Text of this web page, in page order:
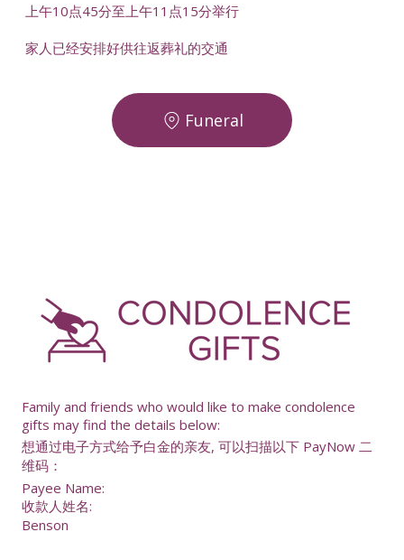
上午10点45分至上午11点15分举行
家人已经安排好供往返葬礼的交通
Funeral
Family and friends who would like to make condolence
gifts may find the details below:
想通过电子方式给予白金的亲友, 可以扫描以下 PayNow 二
维码：
Payee Name:
收款人姓名:
Benson